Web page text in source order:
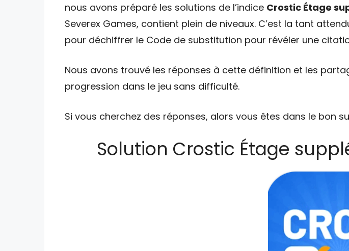
nous avons préparé les solutions de l’indice Crostic Étage
Severex Games, contient plein de niveaux. C’est la tant
pour déchiffrer le Code de substitution pour révéler une
Nous avons trouvé les réponses à cette définition et les
progression dans le jeu sans difficulté.
Si vous cherchez des réponses, alors vous êtes dans le bon
Solution Crostic Étage